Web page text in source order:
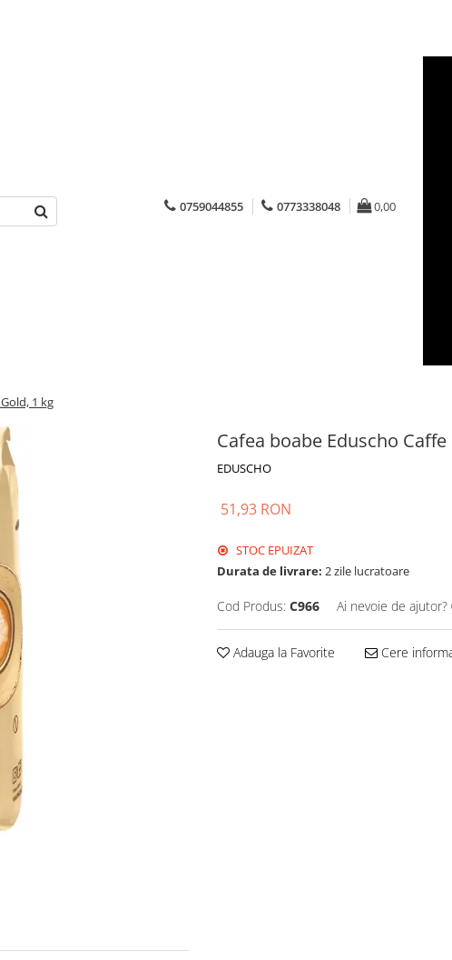
0759044855 0773338048 0,00
1 kg
Cafea boabe Eduscho
EDUSCHO
51,93 RON
STOC EPUIZAT
Durata de livrare: 2 zile lucratoare
Cod Produs: C966 Ai nevoie de ajutor?
Adauga la Favorite Cere